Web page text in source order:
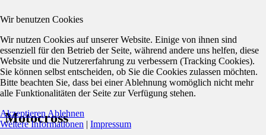
Motocross
Wir benutzen Cookies
Wir nutzen Cookies auf unserer Website. Einige von ihnen sind
essenziell für den Betrieb der Seite, während andere uns helfen, diese
Website und die Nutzererfahrung zu verbessern (Tracking Cookies).
Sie können selbst entscheiden, ob Sie die Cookies zulassen möchten.
Bitte beachten Sie, dass bei einer Ablehnung womöglich nicht mehr
alle Funktionalitäten der Seite zur Verfügung stehen.
Akzeptieren Ablehnen
Weitere Informationen | Impressum